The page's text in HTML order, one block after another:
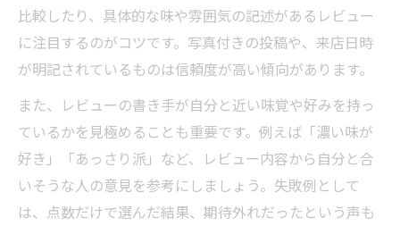
比較したり、具体的な味や雰囲気の記述があるレビュー
に注目するのがコツです。写真付きの投稿や、来店日時
が明記されているものは信頼度が高い傾向があります。
また、レビューの書き手が自分と近い味覚や好みを持っ
ているかを見極めることも重要です。例えば「濃い味が
好き」「あっさり派」など、レビュー内容から自分と合
いそうな人の意見を参考にしましょう。失敗例として
は、点数だけで選んだ結果、期待外れだったという声も